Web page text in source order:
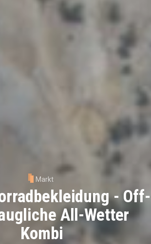
Markt
- Off-
All-Wetter
Kombi